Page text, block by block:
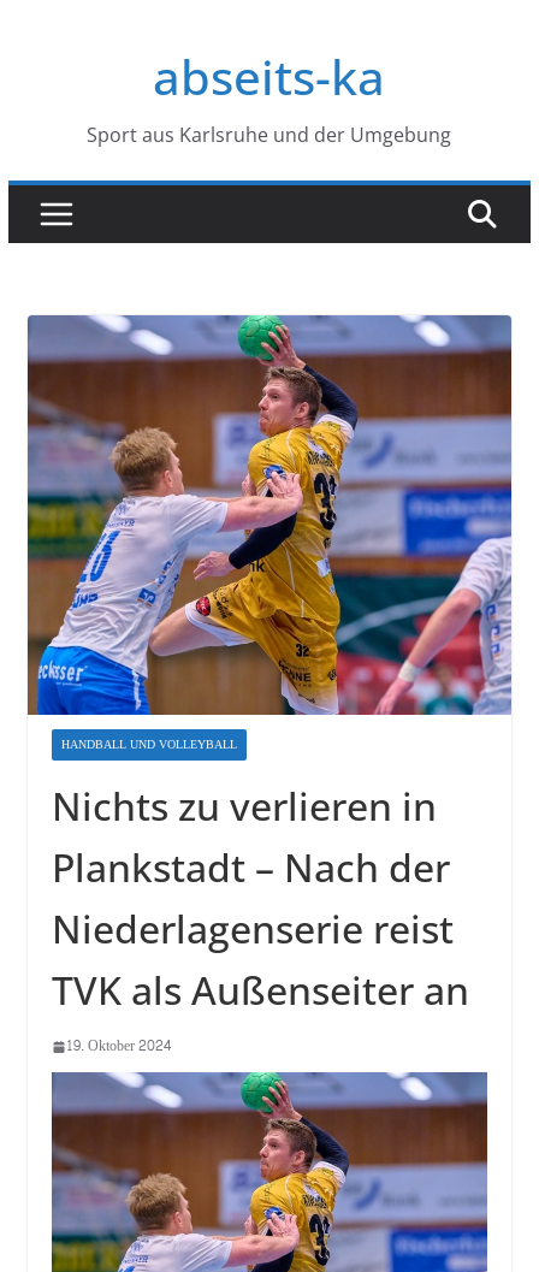
abseits-ka
Sport aus Karlsruhe und der Umgebung
HANDBALL UND VOLLEYBALL
Nichts zu verlieren in
Plankstadt – Nach der
Niederlagenserie reist
TVK als Außenseiter an
19. Oktober 2024